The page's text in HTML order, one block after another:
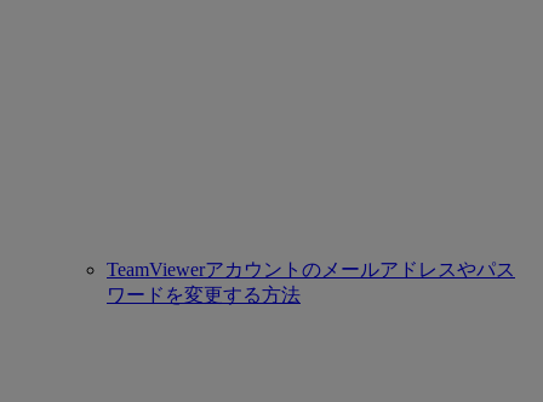
TeamViewerアカウントのメールアドレスやパス
ワードを変更する方法